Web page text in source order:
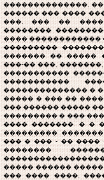
��������������.
������ ��� ����
���. ��� ��
��������
���� ������������
���������
������� �� �����
���-�� ���,
�����������
�����������
�������������� �
����� � ��� ��
��� ������ �����
��������� � ���
���� �������. � �
���������
��� � ��� - �� ����
��������
����� ������
��� ���� ����.